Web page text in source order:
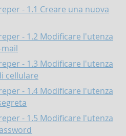
- 1.1 Creare una nuova
- 1.2 Modificare l'utenza
- 1.3 Modificare l'utenza
cellulare
- 1.4 Modificare l'utenza
- 1.5 Modificare l'utenza